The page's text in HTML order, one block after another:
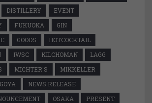
DISTILLERY
EVENT
FUKUOKA
GIN
GOODS
HOTCOCKTAIL
IWSC KILCHOMAN
LAGG
MICHTER'S
MIKKELLER
NEWS RELEASE
OSAKA
PRESENT